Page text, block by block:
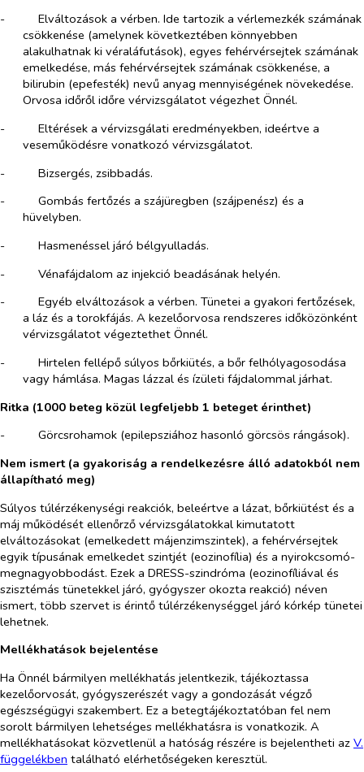
-​
Elváltozások a vérben. Ide tartozik a vérlemezkék számának
csökkenése (amelynek következtében könnyebben
alakulhatnak ki véraláfutások), egyes fehérvérsejtek számának
emelkedése, más fehérvérsejtek számának csökkenése, a
bilirubin (epefesték) nevű anyag mennyiségének növekedése.
Orvosa időről időre vérvizsgálatot végezhet Önnél.
-​
Eltérések a vérvizsgálati eredményekben, ideértve a
veseműködésre vonatkozó vérvizsgálatot.
-​
Bizsergés, zsibbadás.
-​
Gombás fertőzés a szájüregben (szájpenész) és a
hüvelyben.
-​
Hasmenéssel járó bélgyulladás.
-​
Vénafájdalom az injekció beadásának helyén.
-​
Egyéb elváltozások a vérben. Tünetei a gyakori fertőzések,
a láz és a torokfájás. A kezelőorvosa rendszeres időközönként
vérvizsgálatot végeztethet Önnél.
-​
Hirtelen fellépő súlyos bőrkiütés, a bőr felhólyagosodása
vagy hámlása. Magas lázzal és ízületi fájdalommal járhat.
Ritka (1000 beteg közül legfeljebb 1 beteget érinthet)
-​
Görcsrohamok (epilepsziához hasonló görcsös rángások).
Nem ismert (a gyakoriság a rendelkezésre álló adatokból nem
állapítható meg)
Súlyos túlérzékenységi reakciók, beleértve a lázat, bőrkiütést és a
máj működését ellenőrző vérvizsgálatokkal kimutatott
elváltozásokat (emelkedett májenzimszintek), a fehérvérsejtek
egyik típusának emelkedet szintjét (eozinofília) és a nyirokcsomó-
megnagyobbodást. Ezek a DRESS-szindróma (eozinofíliával és
szisztémás tünetekkel járó, gyógyszer okozta reakció) néven
ismert, több szervet is érintő túlérzékenységgel járó kórkép tünetei
lehetnek.
Mellékhatások bejelentése
Ha Önnél bármilyen mellékhatás jelentkezik, tájékoztassa
kezelőorvosát, gyógyszerészét vagy a gondozását végző
egészségügyi szakembert. Ez a betegtájékoztatóban fel nem
sorolt bármilyen lehetséges mellékhatásra is vonatkozik. A
mellékhatásokat közvetlenül a hatóság részére is bejelentheti az V.
függelékben található elérhetőségeken keresztül.